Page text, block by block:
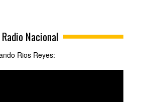
Nacional
Rios Reyes: